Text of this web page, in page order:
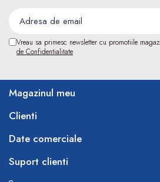
Vreau sa primesc newsletter cu promotiile
de Confidentialitate
Magazinul meu
Clienti
Date comerciale
Suport clienti